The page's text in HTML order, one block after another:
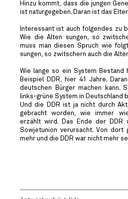
Hinzu kommt, dass die jungen
ist naturgegeben. Daran ist das
Interessant ist auch folgendes zu
Wie die Alten sungen, so
muss man diesen Spruch wie
sungen, so zwitschern auch die
Wie lange so ein System Bestand
Beispiel DDR, hier 41 Jahre.
deutschen Bürger machen kann.
links-grüne System in Deutschland
Und die DDR ist ja nicht durch
gebracht worden, wie immer
erzählt wird. Das Ende der DDR
Sowjetunion verursacht. Von dort
mehr und die DDR war nicht mehr